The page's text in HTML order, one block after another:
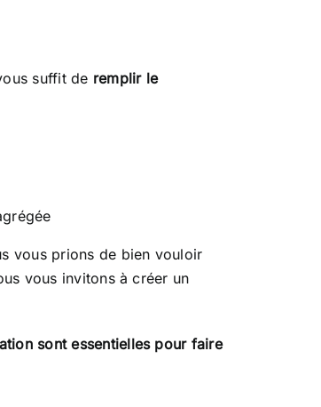
suffit de remplir le
vous prions de bien vouloir
vous invitons à créer un
sont essentielles pour faire